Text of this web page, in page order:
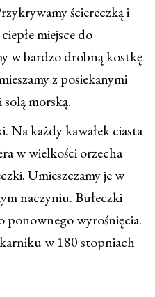
ściereczką i
miejsce do
w bardzo drobną kostkę
z posiekanymi
morską.
Na każdy kawałek ciasta
w wielkości orzecha
Umieszczamy je w
naczyniu. Bułeczki
ponownego wyrośnięcia.
w 180 stopniach